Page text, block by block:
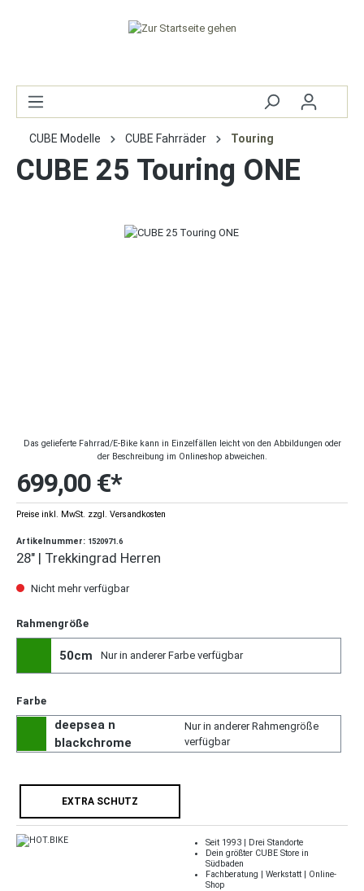
CUBE Modelle CUBE Fahrräder Touring
CUBE 25 Touring ONE
Das gelieferte Fahrrad/E-Bike kann in Einzelfällen leicht von den Abbildungen oder
der Beschreibung im Onlineshop abweichen.
699,00 €*
Preise inkl. MwSt. zzgl. Versandkosten
Artikelnummer: 1520971.6
28" | Trekkingrad Herren
Nicht mehr verfügbar
Rahmengröße
50cm Nur in anderer Farbe verfügbar
Farbe
deepsea n
blackchrome
Nur in anderer Rahmengröße
verfügbar
EXTRA SCHUTZ
Seit 1993 | Drei Standorte
Dein größter CUBE Store in
Südbaden
Fachberatung | Werkstatt | Online-
Shop